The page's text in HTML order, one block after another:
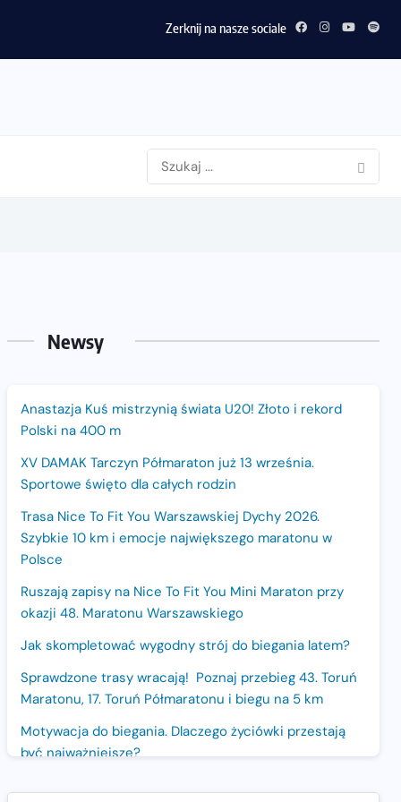
Zerknij na nasze sociale
Newsy
Anastazja Kuś mistrzynią świata U20! Złoto i rekord
Polski na 400 m
XV DAMAK Tarczyn Półmaraton już 13 września.
Sportowe święto dla całych rodzin
Trasa Nice To Fit You Warszawskiej Dychy 2026.
Szybkie 10 km i emocje największego maratonu w
Polsce
Ruszają zapisy na Nice To Fit You Mini Maraton przy
okazji 48. Maratonu Warszawskiego
Jak skompletować wygodny strój do biegania latem?
Sprawdzone trasy wracają! Poznaj przebieg 43. Toruń
Maratonu, 17. Toruń Półmaratonu i biegu na 5 km
Motywacja do biegania. Dlaczego życiówki przestają
być najważniejsze?